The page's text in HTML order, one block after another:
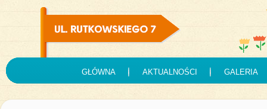
GŁÓWNA AKTUALNOŚCI GALERIA